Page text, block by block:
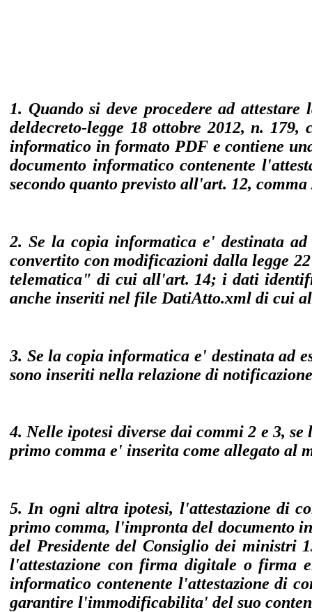
1. Quando si deve procedere ad
deldecreto-legge 18 ottobre 2012, n.
informatico in formato PDF e contiene
documento informatico contenente
secondo quanto previsto all'art. 12, comma
2. Se la copia informatica e' destinata ad
convertito con modificazioni dalla legge
telematica" di cui all'art. 14; i dati
anche inseriti nel file DatiAtto.xml di cui
3. Se la copia informatica e' destinata ad
sono inseriti nella relazione di
4. Nelle ipotesi diverse dai commi 2 e 3,
primo comma e' inserita come allegato al
5. In ogni altra ipotesi, l'attestazione di
primo comma, l'impronta del documento
del Presidente del Consiglio dei ministri
l'attestazione con firma digitale o firma
informatico contenente l'attestazione di
garantire l'immodificabilita' del suo